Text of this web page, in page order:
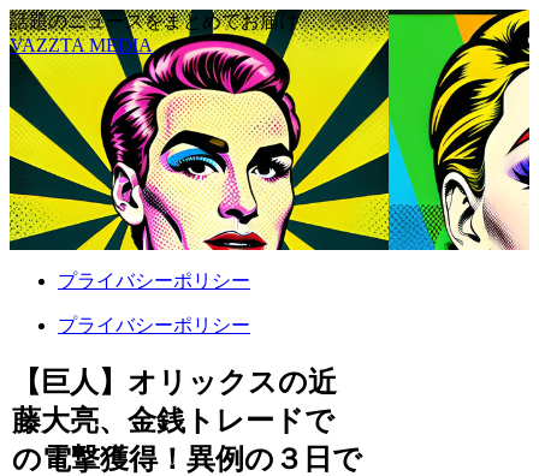
話題のニュースをまとめてお届け
VAZZTA MEDIA
プライバシーポリシー
プライバシーポリシー
【巨人】オリックスの近
藤大亮、金銭トレードで
の電撃獲得！異例の３日で